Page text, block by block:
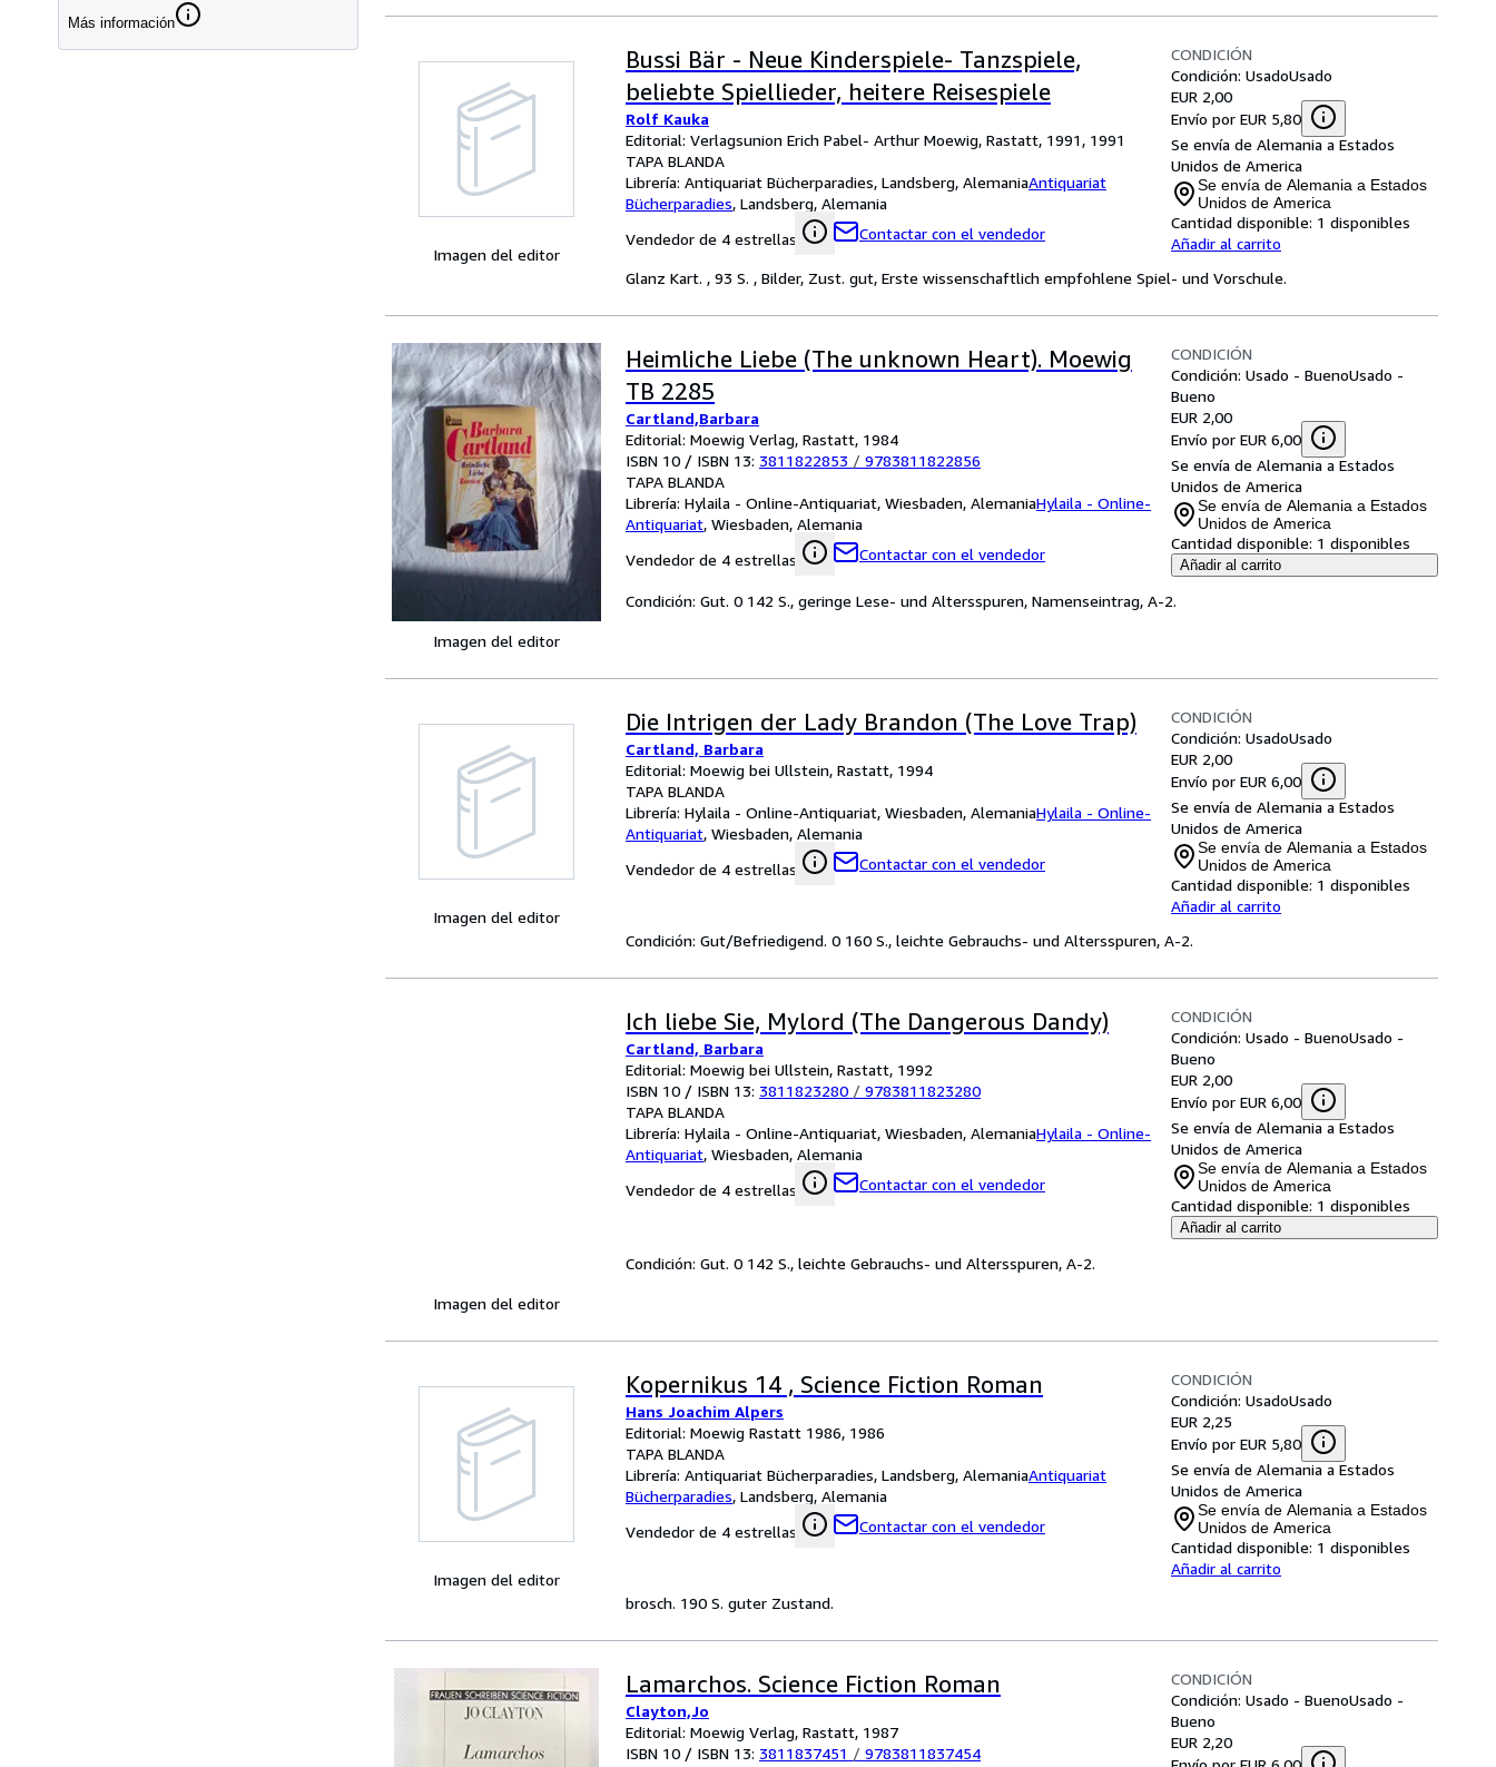
Más información
Imagen del editor
Bussi Bär - Neue Kinderspiele- Tanzspiele,
beliebte Spiellieder, heitere Reisespiele
Rolf Kauka
Editorial: Verlagsunion Erich Pabel- Arthur Moewig, Rastatt, 1991, 1991
TAPA BLANDA
Librería: Antiquariat Bücherparadies, Landsberg, AlemaniaAntiquariat
Bücherparadies, Landsberg, Alemania
Vendedor de 4 estrellas
Contactar con el vendedor
CONDICIÓN
Condición: UsadoUsado
EUR 2,00
Envío por EUR 5,80
Se envía de Alemania a Estados
Unidos de America
Se envía de Alemania a Estados
Unidos de America
Cantidad disponible: 1 disponibles
Añadir al carrito
Glanz Kart. , 93 S. , Bilder, Zust. gut, Erste wissenschaftlich empfohlene Spiel- und Vorschule.
Imagen del editor
Heimliche Liebe (The unknown Heart). Moewig
TB 2285
Cartland,Barbara
Editorial: Moewig Verlag, Rastatt, 1984
ISBN 10 / ISBN 13: 3811822853 / 9783811822856
TAPA BLANDA
Librería: Hylaila - Online-Antiquariat, Wiesbaden, AlemaniaHylaila - Online-
Antiquariat, Wiesbaden, Alemania
Vendedor de 4 estrellas
Contactar con el vendedor
CONDICIÓN
Condición: Usado - BuenoUsado -
Bueno
EUR 2,00
Envío por EUR 6,00
Se envía de Alemania a Estados
Unidos de America
Se envía de Alemania a Estados
Unidos de America
Cantidad disponible: 1 disponibles
Añadir al carrito
Condición: Gut. 0 142 S., geringe Lese- und Altersspuren, Namenseintrag, A-2.
Imagen del editor
Die Intrigen der Lady Brandon (The Love Trap)
Cartland, Barbara
Editorial: Moewig bei Ullstein, Rastatt, 1994
TAPA BLANDA
Librería: Hylaila - Online-Antiquariat, Wiesbaden, AlemaniaHylaila - Online-
Antiquariat, Wiesbaden, Alemania
Vendedor de 4 estrellas
Contactar con el vendedor
CONDICIÓN
Condición: UsadoUsado
EUR 2,00
Envío por EUR 6,00
Se envía de Alemania a Estados
Unidos de America
Se envía de Alemania a Estados
Unidos de America
Cantidad disponible: 1 disponibles
Añadir al carrito
Condición: Gut/Befriedigend. 0 160 S., leichte Gebrauchs- und Altersspuren, A-2.
Imagen del editor
Ich liebe Sie, Mylord (The Dangerous Dandy)
Cartland, Barbara
Editorial: Moewig bei Ullstein, Rastatt, 1992
ISBN 10 / ISBN 13: 3811823280 / 9783811823280
TAPA BLANDA
Librería: Hylaila - Online-Antiquariat, Wiesbaden, AlemaniaHylaila - Online-
Antiquariat, Wiesbaden, Alemania
Vendedor de 4 estrellas
Contactar con el vendedor
CONDICIÓN
Condición: Usado - BuenoUsado -
Bueno
EUR 2,00
Envío por EUR 6,00
Se envía de Alemania a Estados
Unidos de America
Se envía de Alemania a Estados
Unidos de America
Cantidad disponible: 1 disponibles
Añadir al carrito
Condición: Gut. 0 142 S., leichte Gebrauchs- und Altersspuren, A-2.
Imagen del editor
Kopernikus 14 , Science Fiction Roman
Hans Joachim Alpers
Editorial: Moewig Rastatt 1986, 1986
TAPA BLANDA
Librería: Antiquariat Bücherparadies, Landsberg, AlemaniaAntiquariat
Bücherparadies, Landsberg, Alemania
Vendedor de 4 estrellas
Contactar con el vendedor
CONDICIÓN
Condición: UsadoUsado
EUR 2,25
Envío por EUR 5,80
Se envía de Alemania a Estados
Unidos de America
Se envía de Alemania a Estados
Unidos de America
Cantidad disponible: 1 disponibles
Añadir al carrito
brosch. 190 S. guter Zustand.
Lamarchos. Science Fiction Roman
Clayton,Jo
Editorial: Moewig Verlag, Rastatt, 1987
ISBN 10 / ISBN 13: 3811837451 / 9783811837454
CONDICIÓN
Condición: Usado - BuenoUsado -
Bueno
EUR 2,20